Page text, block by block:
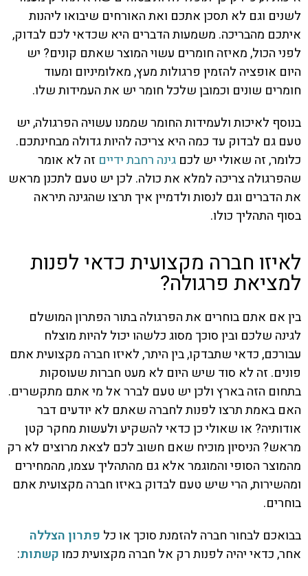
לשנים וגם לא תסכן אתכם ואת האורחים שיבואו ליהנות
איתכם מהבריכה. משמעות הדברים היא שכדאי לכם לבדוק,
לפני הכול, מאיזה חומרים עשוי המוצר שאתם קונים? יש
היום אופציה להזמין פרגולותמעץ, מאלומיניום ומעוד
חומרים שונים וכמובן שלכל חומר יש את העמידות שלו.
בנוסף לאיכות ולעמידות החומר שממנו עשויה הפרגולה, יש
טעם גם לבדוק עד כמה היא צריכה להיות גדולה מבחינתכם.
כלומר, זה שאולי יש לכם גינה רחבת ידיים זה לא אומר
שהפרגולה צריכה למלא את כולה. לכן יש טעם לתכנן מראש
את הדברים וגם לנסות ולדמיין איך תרצו שהגינה תיראה
בסוף התהליך כולו.
לאיזו חברה מקצועית כדאי לפנות
למציאת פרגולה?
בין אם אתם בוחרים את הפרגולה בתור הפתרון המושלם
לגינה שלכם ובין סוכך מסוג כלשהו יכול להיות מוצלח
עבורכם, כדאי שתבדקו, בין היתר, לאיזו חברה מקצועית אתם
פונים. זה לא סוד שיש היום לא מעט חברות שעוסקות
בתחום הזה בארץ ולכן יש טעם לברר אל מי אתם מתקשרים.
האם באמת תרצו לפנות לחברה שאתם לא יודעים דבר
אודותיה? או שאולי כן כדאי להשקיע ולעשות מחקר קטן
מראש? הניסיון מוכיח שאם חשוב לכם לצאת מרוצים לא רק
מהמוצר הסופי והמוגמר אלא גם מהתהליך עצמו, מהמחירים
ומהשירות, הרי שיש טעם לבדוק באיזו חברה מקצועית אתם
בוחרים.
בבואכם לבחור חברה להזמנת סוכך או כל פתרון הצללה
אחר, כדאי יהיה לפנות רק אל חברה מקצועית כמוקשתות: